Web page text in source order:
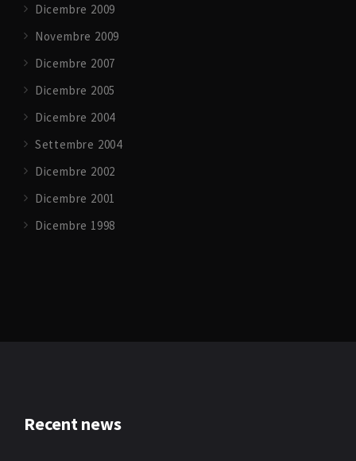
Dicembre 2009
Novembre 2009
Dicembre 2007
Dicembre 2005
Dicembre 2004
Settembre 2004
Dicembre 2002
Dicembre 2001
Dicembre 1998
Recent news